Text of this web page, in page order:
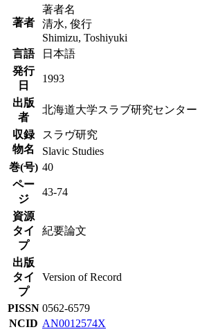
著者
著者名
清水, 俊行
Shimizu, Toshiyuki
言語
日本語
発行
日
1993
出版
者
北海道大学スラブ研究センター
収録
物名
スラヴ研究
Slavic Studies
巻(号) 40
ペー
ジ
43-74
資源
タイ
プ
紀要論文
出版
タイ
プ
Version of Record
PISSN 0562-6579
NCID AN0012574X